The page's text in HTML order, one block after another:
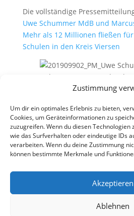
Zustimmung
Um dir ein optimales Erlebnis zu bieten,
Cookies, um Geräteinformationen zu
zuzugreifen. Wenn du diesen
wie das Surfverhalten oder eindeutige IDs
verarbeiten. Wenn du deine Zustimmung
können bestimmte Merkmale und
Akzeptieren
Ablehnen
Die vollständige
Uwe Schummer MdB und
Mehr als 12 Millionen fließen
Schulen in den Kreis Viersen